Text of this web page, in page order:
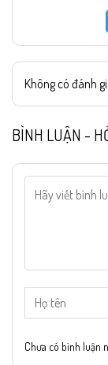
Không có đánh
BÌNH LUẬN -
Chưa có bình luận